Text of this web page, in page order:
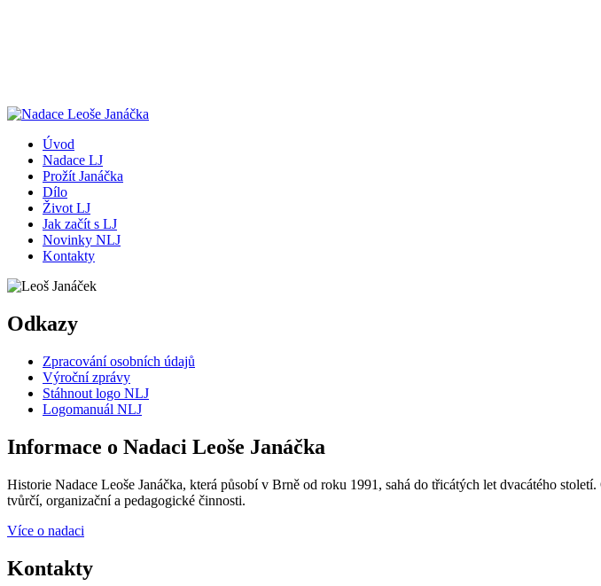
Úvod
Nadace LJ
Prožít Janáčka
Dílo
Život LJ
Jak začít s LJ
Novinky NLJ
Kontakty
Odkazy
Zpracování osobních údajů
Výroční zprávy
Stáhnout logo NLJ
Logomanuál NLJ
Informace o Nadaci Leoše Janáčka
Historie Nadace Leoše Janáčka, která působí v Brně od roku 1991, sahá do třicátých let dvacátého
tvůrčí, organizační a pedagogické činnosti.
Více o nadaci
Kontakty